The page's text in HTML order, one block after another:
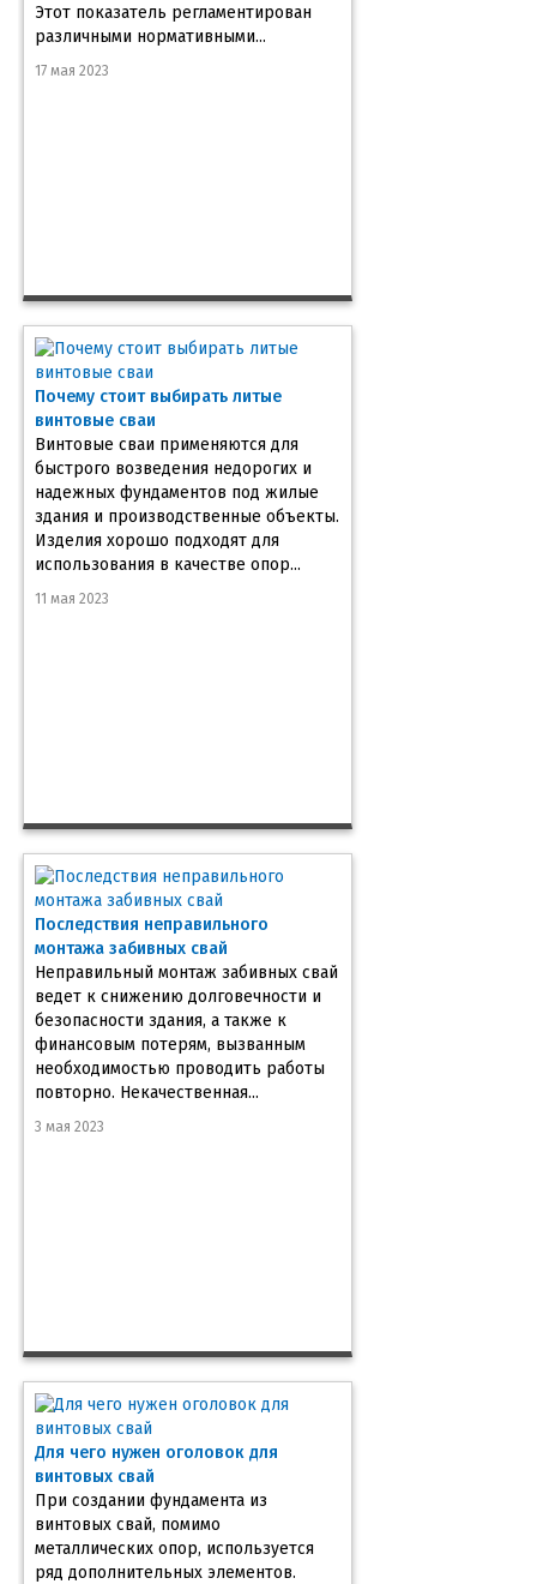
Этот показатель регламентирован
различными нормативными...
17 мая 2023
Почему стоит выбирать литые
винтовые сваи
Винтовые сваи применяются для
быстрого возведения недорогих и
надежных фундаментов под жилые
здания и производственные объекты.
Изделия хорошо подходят для
использования в качестве опор...
11 мая 2023
Последствия неправильного
монтажа забивных свай
Неправильный монтаж забивных свай
ведет к снижению долговечности и
безопасности здания, а также к
финансовым потерям, вызванным
необходимостью проводить работы
повторно. Некачественная...
3 мая 2023
Для чего нужен оголовок для
винтовых свай
При создании фундамента из
винтовых свай, помимо
металлических опор, используется
ряд дополнительных элементов.